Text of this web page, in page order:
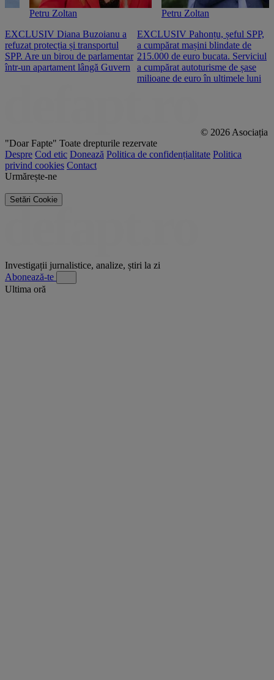
Petru Zoltan
EXCLUSIV Diana Buzoianu a
refuzat protecția și transportul
SPP. Are un birou de parlamentar
într-un apartament lângă Guvern
Petru Zoltan
EXCLUSIV Pahonțu, șeful SPP,
a cumpărat mașini blindate de
215.000 de euro bucata. Serviciul
a cumpărat autoturisme de șase
milioane de euro în ultimele luni
© 2026 Asociația
"Doar Fapte" Toate drepturile rezervate
Despre Cod etic Donează Politica de confidențialitate Politica
privind cookies Contact
Urmărește-ne
Setări Cookie
Investigații jurnalistice, analize, știri la zi
Abonează-te
Ultima oră